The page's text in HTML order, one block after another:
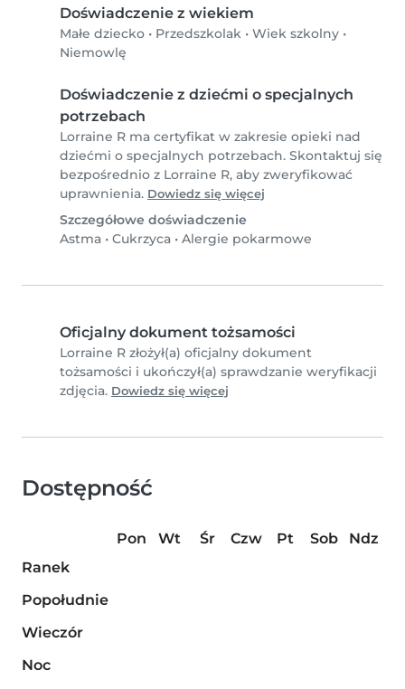
Doświadczenie z wiekiem
Małe dziecko • Przedszkolak • Wiek szkolny •
Niemowlę
Doświadczenie z dziećmi o specjalnych
potrzebach
Lorraine R ma certyfikat w zakresie opieki nad
dziećmi o specjalnych potrzebach. Skontaktuj się
bezpośrednio z Lorraine R, aby zweryfikować
uprawnienia. Dowiedz się więcej
Szczegółowe doświadczenie
Astma • Cukrzyca • Alergie pokarmowe
Oficjalny dokument tożsamości
Lorraine R złożył(a) oficjalny dokument
tożsamości i ukończył(a) sprawdzanie weryfikacji
zdjęcia. Dowiedz się więcej
Dostępność
Pon Wt Śr Czw Pt Sob
Ndz
Ranek
Popołudnie
Wieczór
Noc